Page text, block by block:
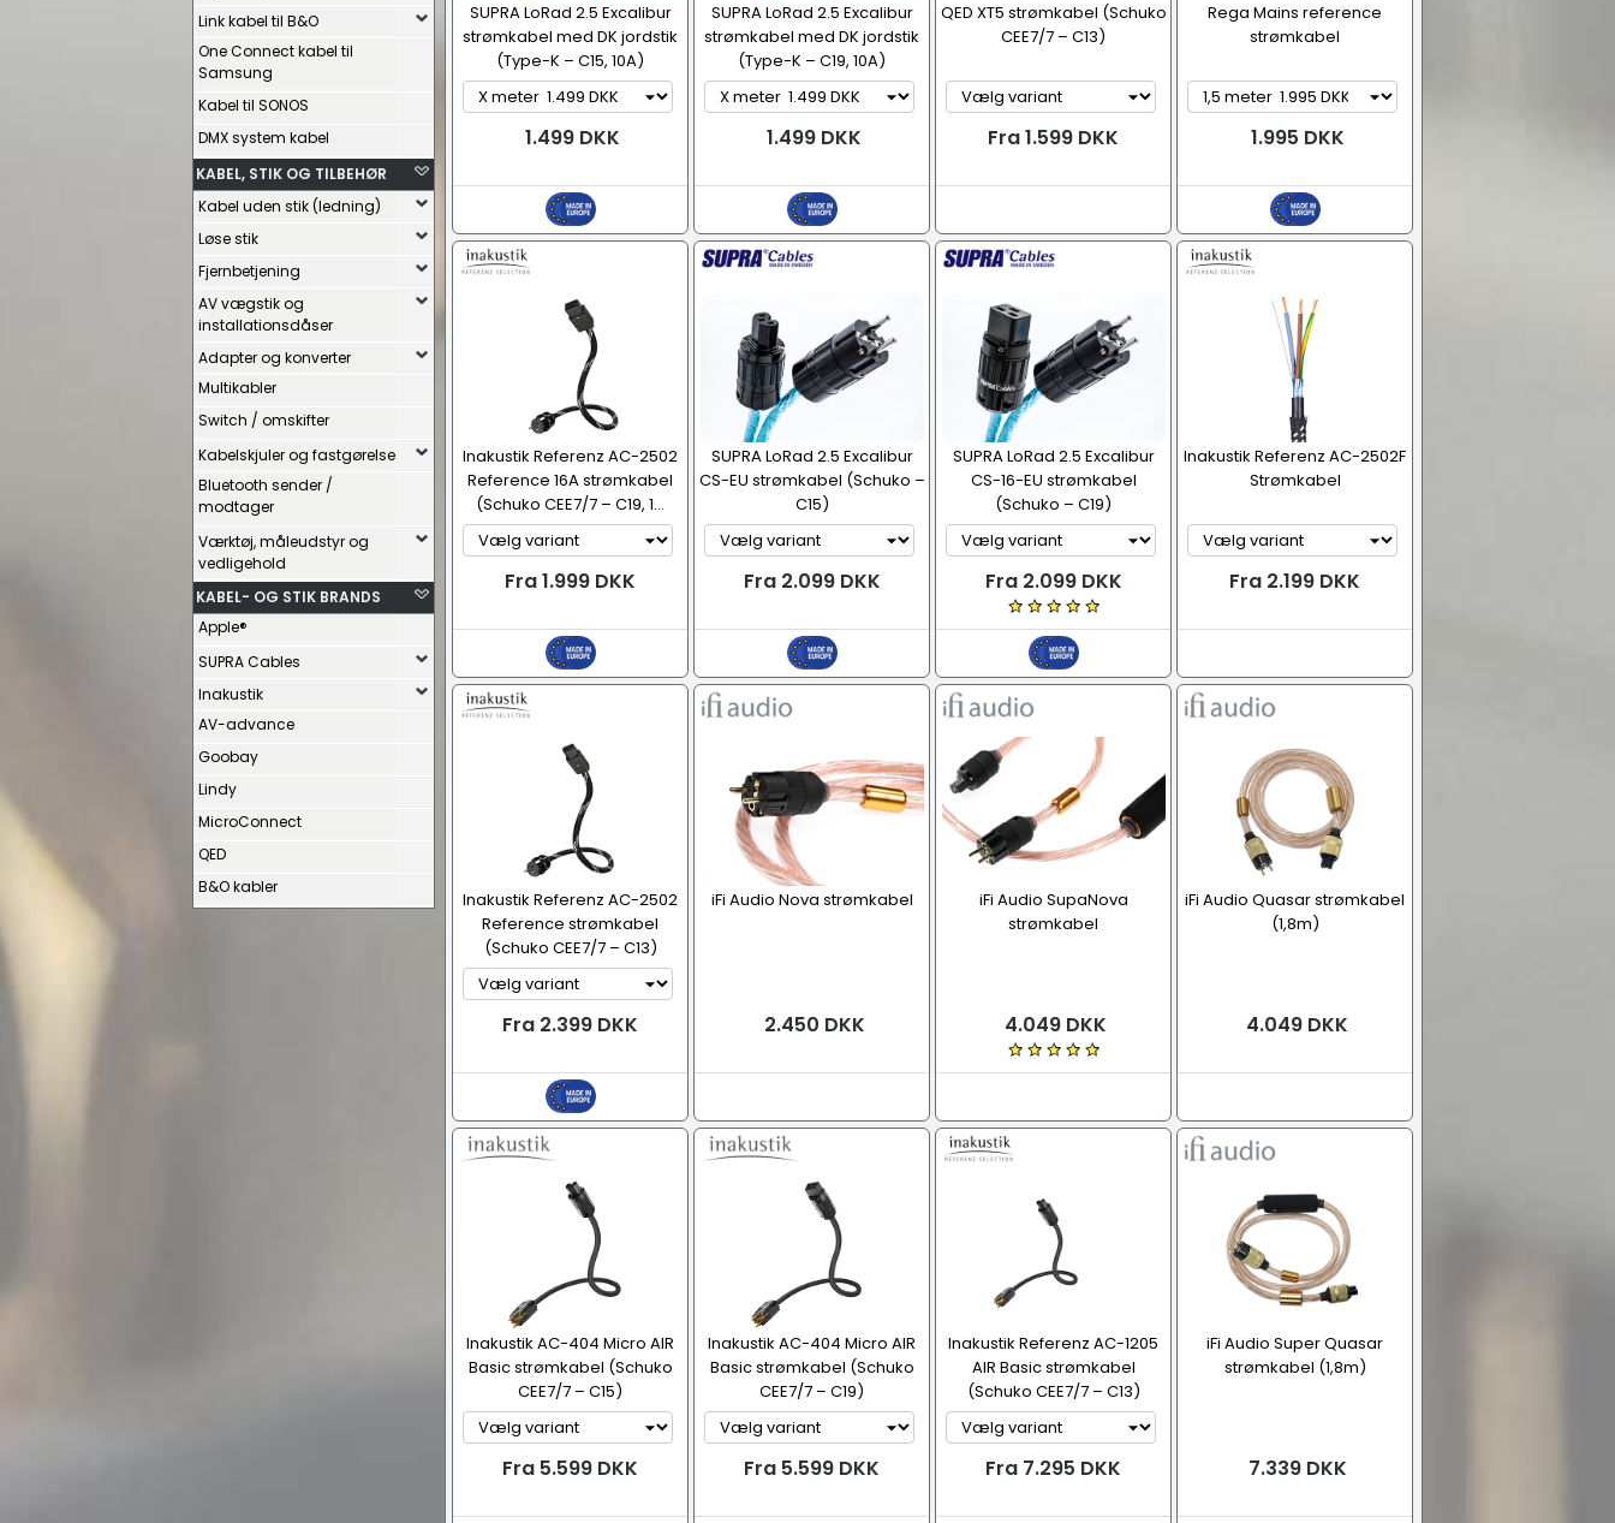
Link kabel til B&O
One Connect kabel til
Samsung
Kabel til SONOS
DMX system kabel
KABEL, STIK OG TILBEHØR
Kabel uden stik (ledning)
Løse stik
Fjernbetjening
AV vægstik og
installationsdåser
Adapter og konverter
Multikabler
Switch / omskifter
Kabelskjuler og fastgørelse
Bluetooth sender /
modtager
Værktøj, måleudstyr og
vedligehold
KABEL- OG STIK BRANDS
Apple®
SUPRA Cables
Inakustik
AV-advance
Goobay
Lindy
MicroConnect
QED
B&O kabler
SUPRA LoRad 2.5 Excalibur
strømkabel med DK jordstik
(Type-K – C15, 10A)
1.499 DKK
SUPRA LoRad 2.5 Excalibur
strømkabel med DK jordstik
(Type-K – C19, 10A)
1.499 DKK
QED XT5 strømkabel (Schuko
CEE7/7 – C13)
Fra 1.599 DKK
Rega Mains reference
strømkabel
1.995 DKK
Inakustik Referenz AC-2502
Reference 16A strømkabel
(Schuko CEE7/7 – C19, 1...
Fra 1.999 DKK
SUPRA LoRad 2.5 Excalibur
CS-EU strømkabel (Schuko –
C15)
Fra 2.099 DKK
SUPRA LoRad 2.5 Excalibur
CS-16-EU strømkabel
(Schuko – C19)
Fra 2.099 DKK
Inakustik Referenz AC-2502F
Strømkabel
Fra 2.199 DKK
Inakustik Referenz AC-2502
Reference strømkabel
(Schuko CEE7/7 – C13)
Fra 2.399 DKK
iFi Audio Nova strømkabel
2.450 DKK
iFi Audio SupaNova
strømkabel
4.049 DKK
iFi Audio Quasar strømkabel
(1,8m)
4.049 DKK
Inakustik AC-404 Micro AIR
Basic strømkabel (Schuko
CEE7/7 – C15)
Fra 5.599 DKK
Inakustik AC-404 Micro AIR
Basic strømkabel (Schuko
CEE7/7 – C19)
Fra 5.599 DKK
Inakustik Referenz AC-1205
AIR Basic strømkabel
(Schuko CEE7/7 – C13)
Fra 7.295 DKK
iFi Audio Super Quasar
strømkabel (1,8m)
7.339 DKK